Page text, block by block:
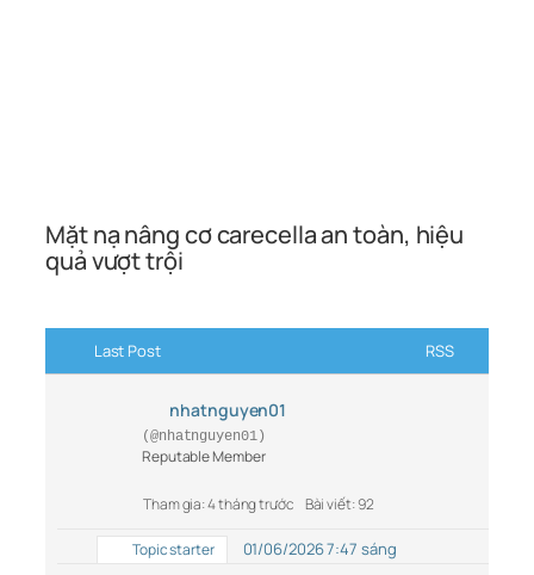
Mặt nạ nâng cơ carecella an toàn, hiệu
quả vượt trội
Last Post RSS
nhatnguyen01
(@nhatnguyen01)
Reputable Member
Tham gia: 4 tháng trước Bài viết: 92
Topic starter 01/06/2026 7:47 sáng